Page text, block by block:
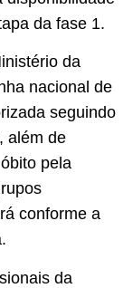
da fase 1.
da
nacional de
seguindo
além de
pela
conforme a
da